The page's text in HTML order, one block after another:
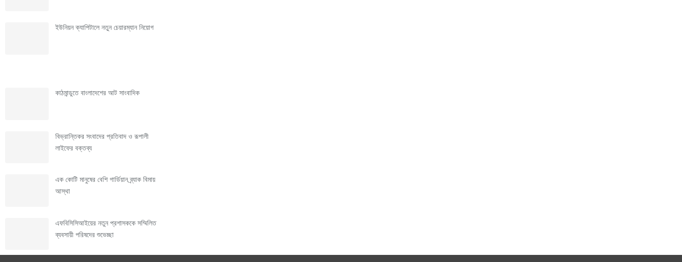
ইউনিয়ন ক্যাপিটালে নতুন চেয়ারম্যান নিয়োগ
কাঠমান্ডুতে বাংলাদেশের আট সাংবাদিক
বিভ্রান্তিকর সংবাদের প্রতিবাদ ও রূপালী
লাইফের বক্তব্য
এক কোটি মানুষের বেশি গার্ডিয়ান ব্র্যাক বিমায়
আস্থা
এফবিসিসিআইয়ের নতুন প্রশাসককে সম্মিলিত
ব্যবসায়ী পরিষদের শুভেচ্ছা